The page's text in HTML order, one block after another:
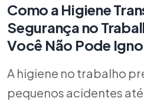
Como a Higiene
Segurança no
Você Não Pode
A higiene no trabalho
pequenos acidentes